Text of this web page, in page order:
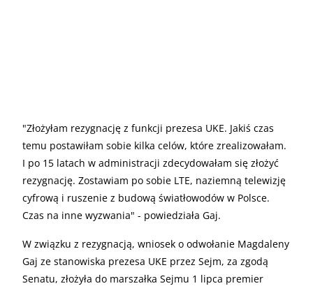
"Złożyłam rezygnację z funkcji prezesa UKE. Jakiś czas
temu postawiłam sobie kilka celów, które zrealizowałam.
I po 15 latach w administracji zdecydowałam się złożyć
rezygnację. Zostawiam po sobie LTE, naziemną telewizję
cyfrową i ruszenie z budową światłowodów w Polsce.
Czas na inne wyzwania" - powiedziała Gaj.
W związku z rezygnacją, wniosek o odwołanie Magdaleny
Gaj ze stanowiska prezesa UKE przez Sejm, za zgodą
Senatu, złożyła do marszałka Sejmu 1 lipca premier